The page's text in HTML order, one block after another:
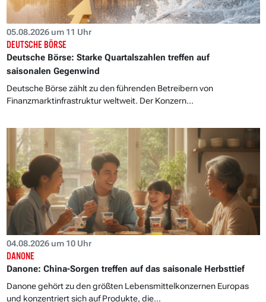
05.08.2026 um 11 Uhr
DEUTSCHE BÖRSE
Deutsche Börse: Starke Quartalszahlen treffen auf
saisonalen Gegenwind
Deutsche Börse zählt zu den führenden Betreibern von
Finanzmarktinfrastruktur weltweit. Der Konzern...
04.08.2026 um 10 Uhr
DANONE
Danone: China-Sorgen treffen auf das saisonale Herbsttief
Danone gehört zu den größten Lebensmittelkonzernen Europas
und konzentriert sich auf Produkte, die...